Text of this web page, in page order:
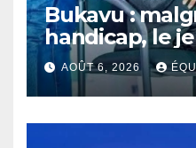
Bukavu :
handicap, le
Akonkwa
lance un
pour
AOÛT 6, 2026